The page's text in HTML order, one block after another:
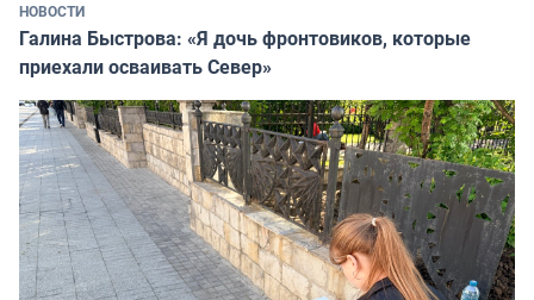
НОВОСТИ
Галина Быстрова: «Я дочь фронтовиков, которые
приехали осваивать Север»